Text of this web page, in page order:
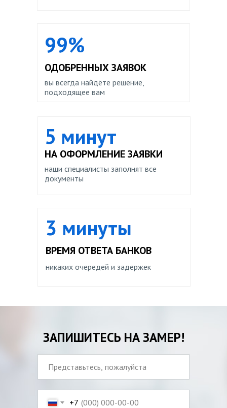
5 минут
НА ОФОРМЛЕНИЕ ЗАЯВКИ
наши специалисты заполнят все
документы
99%
ОДОБРЕННЫХ ЗАЯВОК
вы всегда найдёте решение,
подходящее вам
3 минуты
ВРЕМЯ ОТВЕТА БАНКОВ
никаких очередей и задержек
ЗАПИШИТЕСЬ НА ЗАМЕР!
+7